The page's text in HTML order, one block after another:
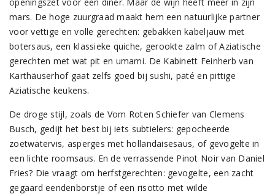
mars. De hoge zuurgraad maakt hem een natuurlijke partner
voor vettige en volle gerechten: gebakken kabeljauw met
botersaus, een klassieke quiche, gerookte zalm of Aziatische
gerechten met wat pit en umami. De Kabinett Feinherb van
Karthäuserhof gaat zelfs goed bij sushi, paté en pittige
Aziatische keukens.
De droge stijl, zoals de Vom Roten Schiefer van Clemens
Busch, gedijt het best bij iets subtielers: gepocheerde
zoetwatervis, asperges met hollandaisesaus, of gevogelte in
een lichte roomsaus. En de verrassende Pinot Noir van Daniel
Fries? Die vraagt om herfstgerechten: gevogelte, een zacht
gegaard eendenborstje of een risotto met wilde